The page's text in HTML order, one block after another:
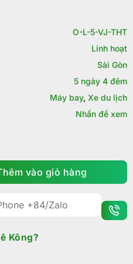
O-L-5-VJ-THT
Linh hoạt
Sài Gòn
5 ngày 4 đêm
Máy bay, Xe du lịch
Nhấn để xem
Viêng Chăn - Vang Viên -
vào giỏ hàng
Kông?